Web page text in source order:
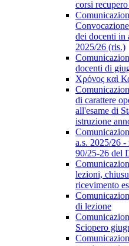
corsi
dei docenti in
2025/26 (ris.)
docenti di
Χρόνος καὶ
di carattere
all'esame di
istruzione
a.s. 2025/26
90/25-26 del
lezioni,
ricevimento
di lezione
Sciopero